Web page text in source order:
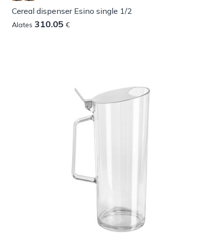
Cereal dispenser Esino single 1/2
Alates 310.05 €